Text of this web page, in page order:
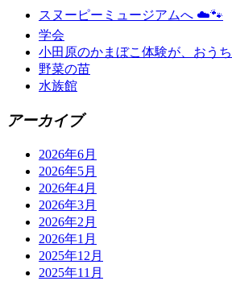
スヌーピーミュージアムへ ☁️🐾
学会
小田原のかまぼこ体験が、おう
野菜の苗
水族館
アーカイブ
2026年6月
2026年5月
2026年4月
2026年3月
2026年2月
2026年1月
2025年12月
2025年11月